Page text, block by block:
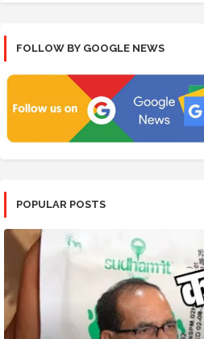
FOLLOW BY GOOGLE NEWS
POPULAR POSTS